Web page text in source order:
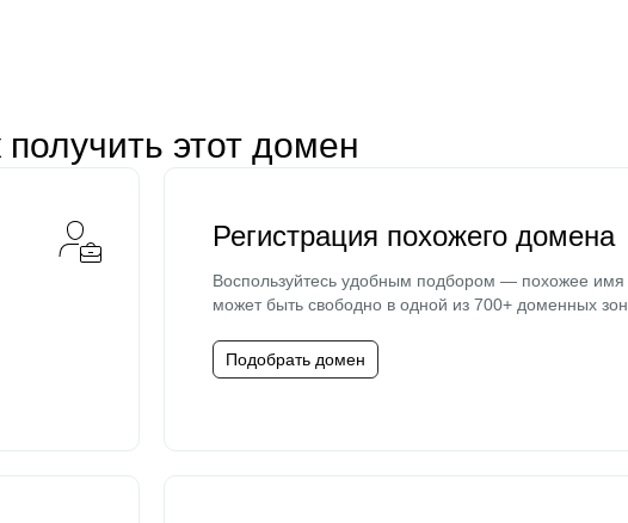
получить этот домен
Регистрация похожего домена
Воспользуйтесь удобным подбором — похожее имя
может быть свободно в одной из 700+ доменных зон.
Подобрать домен